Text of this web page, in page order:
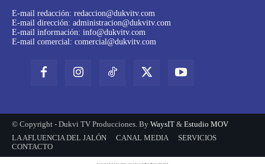
E-mail redacción: redaccion@dukvitv.com
E-mail dirección: administracion@dukvitv.com
E-mail información: info@dukvitv.com
E-mail comercial: comercial@dukvitv.com
© Copyright - Dukvi TV Producciones. By WaysIT & Estudio MOV
LA AFLUENCIA DEL JALÓN
CANAL MEDIA
SERVICIOS
CONTACTO